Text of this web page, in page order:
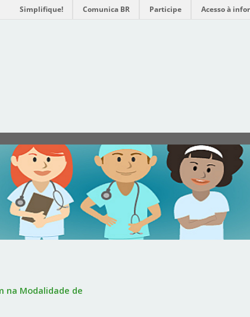
Simplifique! Comunica BR Participe Acesso à
na Modalidade de